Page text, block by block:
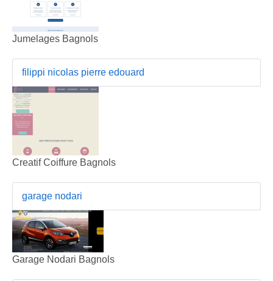
Jumelages Bagnols
filippi nicolas pierre edouard
Creatif Coiffure Bagnols
garage nodari
Garage Nodari Bagnols